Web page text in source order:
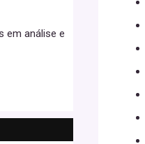
em análise e